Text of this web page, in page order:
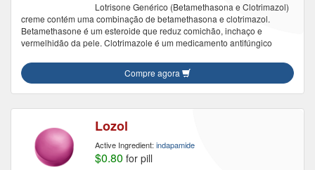
Lotrisone Genérico (Betamethasona e Clotrimazol)
creme contém uma combinação de betamethasona e clotrimazol.
Betamethasone é um esteroide que reduz comichão, inchaço e
vermelhidão da pele. Clotrimazole é um medicamento antifúngico
Compre agora
Lozol
Active Ingredient: indapamide
$0.80 for pill